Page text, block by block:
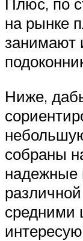
на рынке
занимают
Ниже,
собраны
надежные
средними